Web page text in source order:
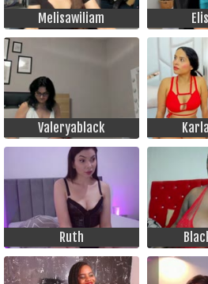
Melisawiliam
Valeryablack
Ruth